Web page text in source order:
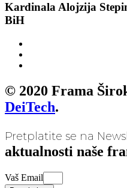
Kardinala Alojzija
BiH
© 2020 Frama
DeiTech.
Pretplatite se na
aktualnosti naše
Vaš Email